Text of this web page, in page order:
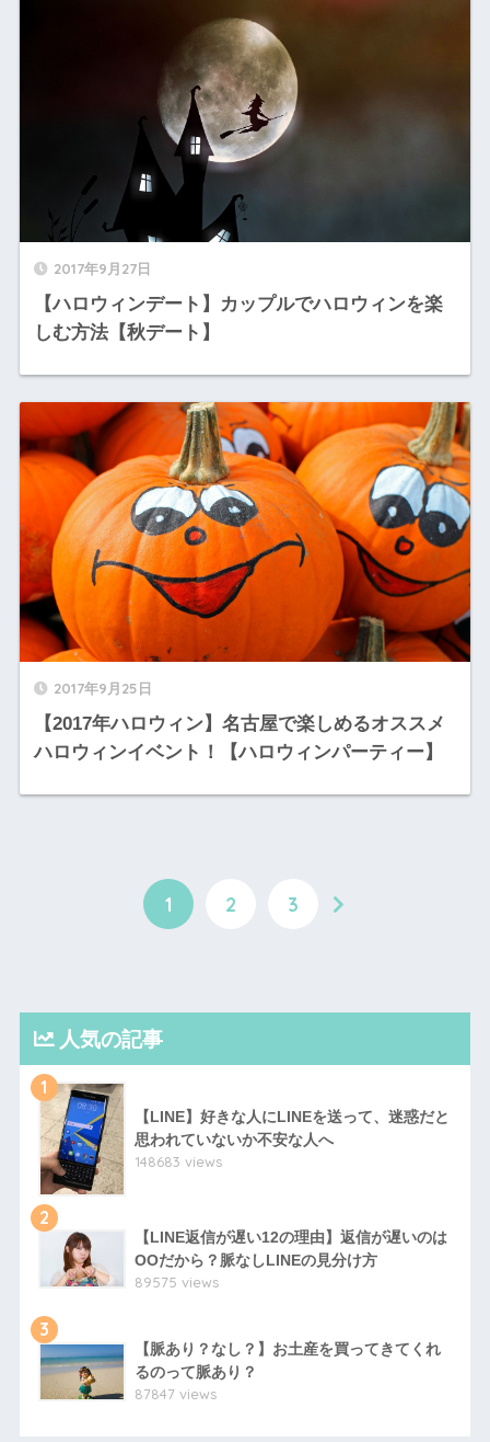
2017年9月27日
【ハロウィンデート】カップルでハロウィンを楽
しむ方法【秋デート】
2017年9月25日
【2017年ハロウィン】名古屋で楽しめるオススメ
ハロウィンイベント！【ハロウィンパーティー】
1 2 3
人気の記事
1
【LINE】好きな人にLINEを送って、迷惑だと
思われていないか不安な人へ
148683 views
2
【LINE返信が遅い12の理由】返信が遅いのは
OOだから？脈なしLINEの見分け方
89575 views
3
【脈あり？なし？】お土産を買ってきてくれ
るのって脈あり？
87847 views